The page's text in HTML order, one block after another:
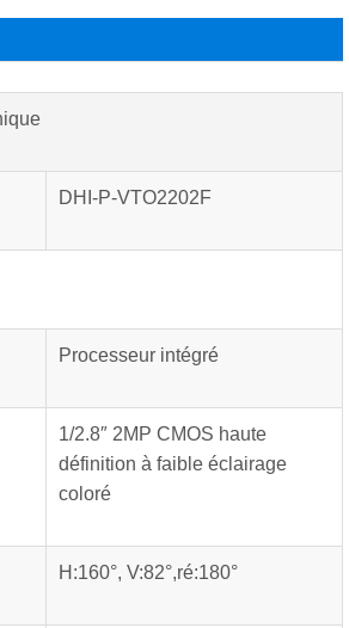
DHI-P-VTO2202F
Processeur intégré
1/2.8″ 2MP CMOS haute
définition à faible éclairage
coloré
H:160°, V:82°,ré:180°